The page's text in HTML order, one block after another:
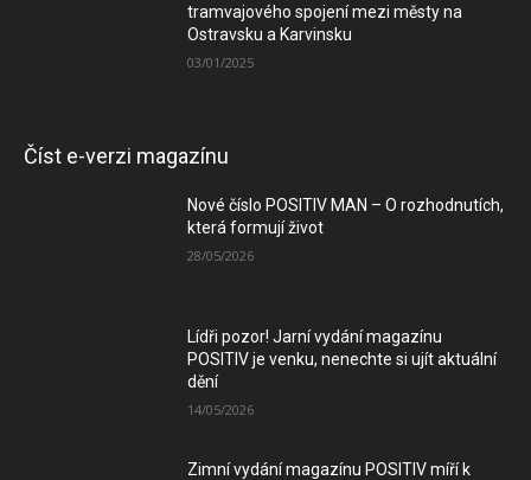
tramvajového spojení mezi městy na
Ostravsku a Karvinsku
03/01/2025
Číst e-verzi magazínu
Nové číslo POSITIV MAN – O rozhodnutích,
která formují život
28/05/2026
Lídři pozor! Jarní vydání magazínu
POSITIV je venku, nenechte si ujít aktuální
dění
14/05/2026
Zimní vydání magazínu POSITIV míří k